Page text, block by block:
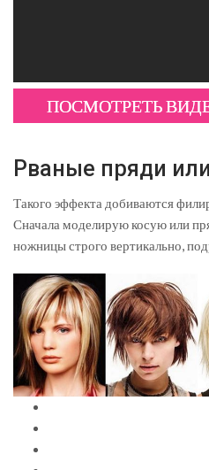
ПОСМОТРЕТЬ
Рваные пряди
Такого эффекта добиваются
Сначала моделирую косую или
ножницы строго вертикально,